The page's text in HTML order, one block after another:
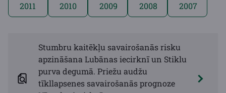
2011 2010 2009 2008 2007
Stumbru kaitēkļu savairošanās risku
apzināšana Lubānas iecirknī un Stiklu
purva degumā. Priežu audžu
tīkllapsenes savairošanās prognoze